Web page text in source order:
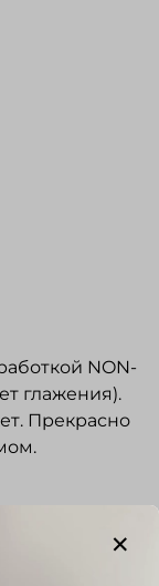
NON-
глажения).
Прекрасно